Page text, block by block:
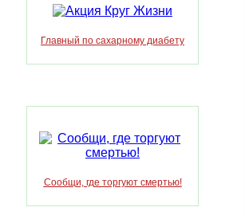
Главный по сахарному диабету
Сообщи, где торгуют смертью!